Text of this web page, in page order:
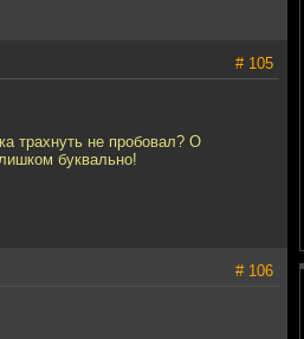
# 105
трахнуть не пробовал? О
буквально!
# 106